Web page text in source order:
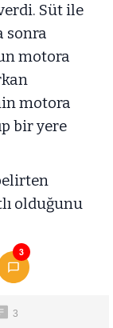
Süt ile
sonra
motora
motora
bir yere
olduğunu
3
3